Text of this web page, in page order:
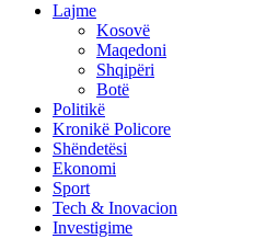
Lajme
Kosovë
Maqedoni
Shqipëri
Botë
Politikë
Kronikë Policore
Shëndetësi
Ekonomi
Sport
Tech & Inovacion
Investigime